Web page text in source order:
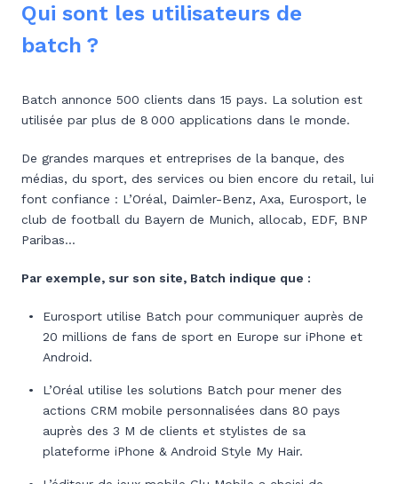
Qui sont les utilisateurs de
batch ?
Batch annonce 500 clients dans 15 pays. La solution est
utilisée par plus de 8 000 applications dans le monde.
De grandes marques et entreprises de la banque, des
médias, du sport, des services ou bien encore du retail, lui
font confiance : L’Oréal, Daimler-Benz, Axa, Eurosport, le
club de football du Bayern de Munich, allocab, EDF, BNP
Paribas…
Par exemple, sur son site, Batch indique que :
Eurosport utilise Batch pour communiquer auprès de
20 millions de fans de sport en Europe sur iPhone et
Android.
L’Oréal utilise les solutions Batch pour mener des
actions CRM mobile personnalisées dans 80 pays
auprès des 3 M de clients et stylistes de sa
plateforme iPhone & Android Style My Hair.